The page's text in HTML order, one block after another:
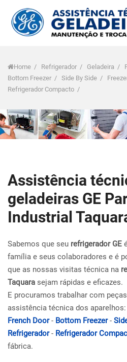
Home / Refrigerador / Geladeira /
Bottom Freezer / Side By Side /
Refrigerador Compacto /
Assistência
geladeiras GE
Industrial
Sabemos que seu refrigerador GE
família e seus colaboradores e é
que as nossas visitas técnica na
Taquara sejam rápidas e eficazes.
E procuramos trabalhar com
assistência técnica dos aparelhos:
French Door- Bottom Freezer-
Refrigerador- Refrigerador
fábrica.